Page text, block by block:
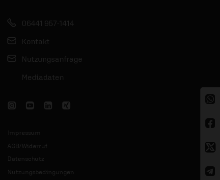
06441 957-1414
Kontakt
Nutzungsanfrage
Mediadaten
Impressum
AGB/Widerruf
Datenschutz
Nutzungsbedingungen